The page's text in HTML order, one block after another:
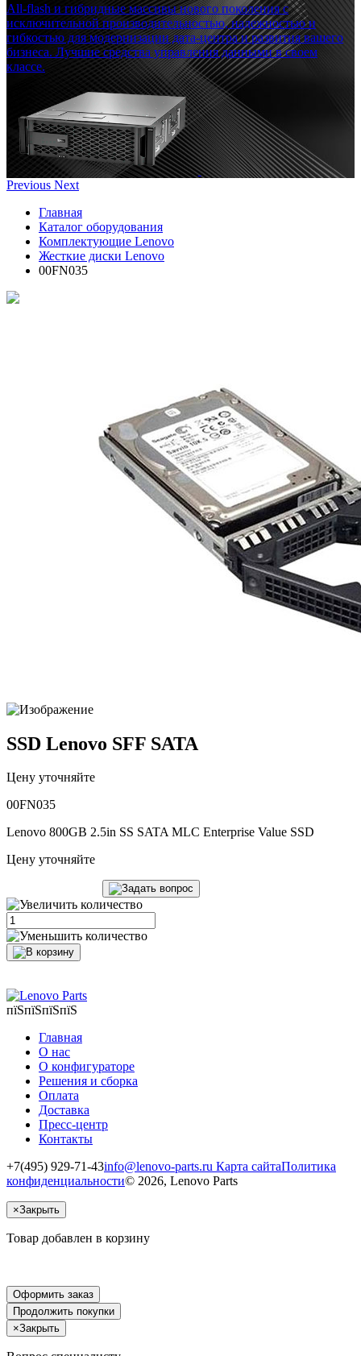
All-flash и гибридные массивы нового поколения с
исключительной производительностью, надежностью и
гибкостью для модернизации дата-центра и развития вашего
бизнеса. Лучшие средства управления данными в своем
классе.
Previous Next
Главная
Каталог оборудования
Комплектующие Lenovo
Жесткие диски Lenovo
00FN035
SSD Lenovo SFF SATA
Цену уточняйте
00FN035
Lenovo 800GB 2.5in SS SATA MLC Enterprise Value SSD
Цену уточняйте
пїЅпїЅпїЅпїЅ
Главная
О нас
О конфигураторе
Решения и сборка
Оплата
Доставка
Пресс-центр
Контакты
+7(495) 929-71-43info@lenovo-parts.ru Карта сайтаПолитика
конфиденциальности© 2026, Lenovo Parts
×Закрыть
Товар добавлен в корзину
Оформить заказ
Продолжить покупки
×Закрыть